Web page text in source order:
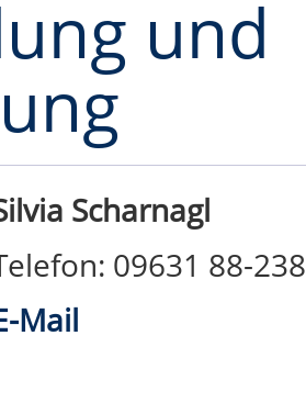
und
Scharnagl
09631 88-238
Mail